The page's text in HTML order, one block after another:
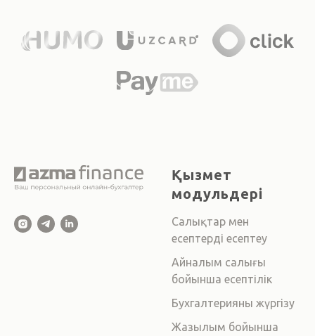
Қызмет
модульдері
Салықтар мен
есептерді есептеу
Айналым салығы
бойынша есептілік
Бухгалтерияны жүргізу
Жазылым бойынша